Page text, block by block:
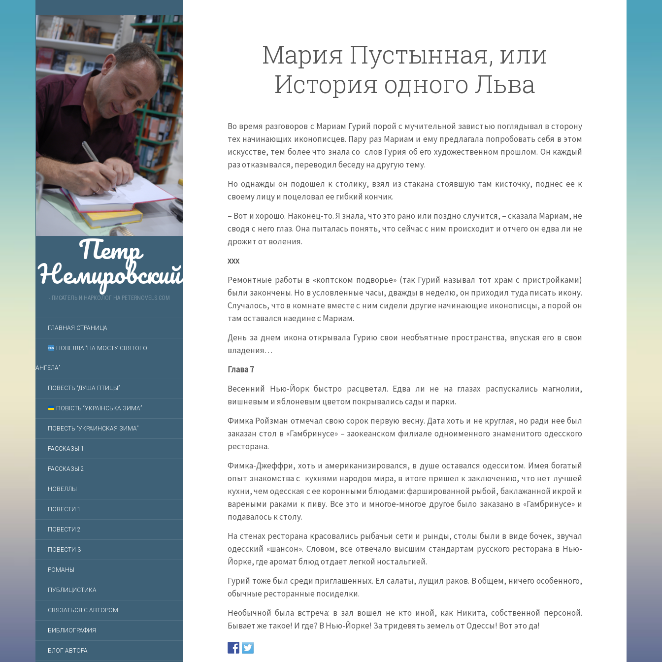
Петр
Немировский
- ПИСАТЕЛЬ И НАРКОЛОГ НА PETERNOVELS.COM
ГЛАВНАЯ СТРАНИЦА
НОВЕЛЛА “НА МОСТУ СВЯТОГО
АНГЕЛА”
ПОВЕСТЬ “ДУША ПТИЦЫ”
ПОВІСТЬ “УКРАЇНСЬКА ЗИМА”
ПОВЕСТЬ “УКРАИНСКАЯ ЗИМА”
РАССКАЗЫ 1
РАССКАЗЫ 2
НОВЕЛЛЫ
ПОВЕСТИ 1
ПОВЕСТИ 2
ПОВЕСТИ 3
РОМАНЫ
ПУБЛИЦИСТИКА
СВЯЗАТЬСЯ С АВТОРОМ
БИБЛИОГРАФИЯ
БЛОГ АВТОРА
Мария Пустынная, или
История одного Льва
Во время разговоров с Мариам Гурий порой с мучительной завистью поглядывал в сторону
тех начинающих иконописцев. Пару раз Мариам и ему предлагала попробовать себя в этом
искусстве, тем более что знала со слов Гурия об его художественном прошлом. Он каждый
раз отказывался, переводил беседу на другую тему.
Но однажды он подошел к столику, взял из стакана стоявшую там кисточку, поднес ее к
своему лицу и поцеловал ее гибкий кончик.
– Вот и хорошо. Наконец-то. Я знала, что это рано или поздно случится, – сказала Мариам, не
сводя с него глаз. Она пыталась понять, что сейчас с ним происходит и отчего он едва ли не
дрожит от воления.
хxx
Ремонтные работы в «коптском подворье» (так Гурий называл тот храм с пристройками)
были закончены. Но в условленные часы, дважды в неделю, он приходил туда писать икону.
Случалось, что в комнате вместе с ним сидели другие начинающие иконописцы, а порой он
там оставался наедине с Мариам.
День за днем икона открывала Гурию свои необъятные пространства, впуская его в свои
владения…
Глава 7
Весенний Нью-Йорк быстро расцветал. Едва ли не на глазах распускались магнолии,
вишневым и яблоневым цветом покрывались сады и парки.
Фимка Ройзман отмечал свою сорок первую весну. Дата хоть и не круглая, но ради нее был
заказан стол в «Гамбринусе» – заокеанском филиале одноименного знаменитого одесского
ресторана.
Фимка-Джеффри, хоть и американизировался, в душе оставался одесситом. Имея богатый
опыт знакомства с кухнями народов мира, в итоге пришел к заключению, что нет лучшей
кухни, чем одесская с ее коронными блюдами: фаршированной рыбой, баклажанной икрой и
вареными раками к пиву. Все это и многое-многое другое было заказано в «Гамбринусе» и
подавалось к столу.
На стенах ресторана красовались рыбачьи сети и рынды, столы были в виде бочек, звучал
одесский «шансон». Словом, все отвечало высшим стандартам русского ресторана в Нью-
Йорке, где аромат блюд отдает легкой ностальгией.
Гурий тоже был среди приглашенных. Ел салаты, лущил раков. В общем, ничего особенного,
обычные ресторанные посиделки.
Необычной была встреча: в зал вошел не кто иной, как Никита, собственной персоной.
Бывает же такое! И где? В Нью-Йорке! За тридевять земель от Одессы! Вот это да!